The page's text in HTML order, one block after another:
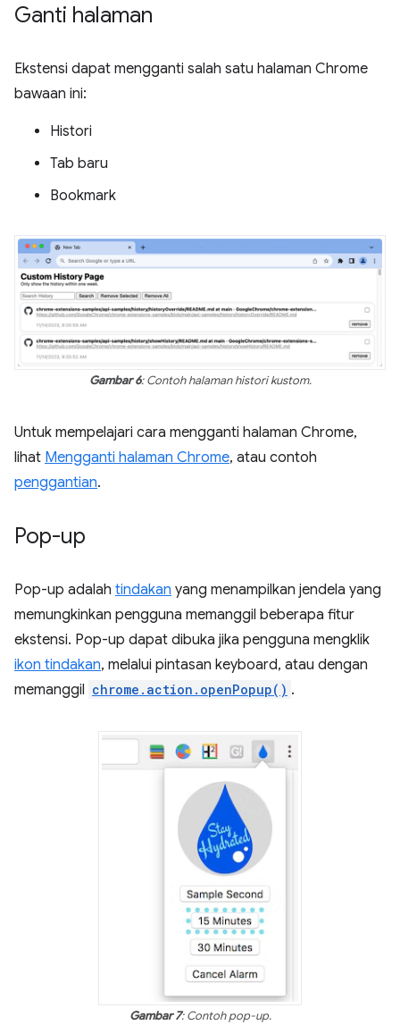
Ganti halaman
Ekstensi dapat mengganti salah satu halaman Chrome
bawaan ini:
Histori
Tab baru
Bookmark
Gambar 6: Contoh halaman histori kustom.
Untuk mempelajari cara mengganti halaman Chrome,
lihat Mengganti halaman Chrome, atau contoh
penggantian.
Pop-up
Pop-up adalah tindakan yang menampilkan jendela yang
memungkinkan pengguna memanggil beberapa fitur
ekstensi. Pop-up dapat dibuka jika pengguna mengklik
ikon tindakan, melalui pintasan keyboard, atau dengan
memanggil chrome.action.openPopup() .
Gambar 7: Contoh pop-up.